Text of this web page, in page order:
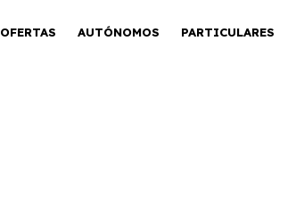
OFERTAS AUTÓNOMOS PARTICULARES